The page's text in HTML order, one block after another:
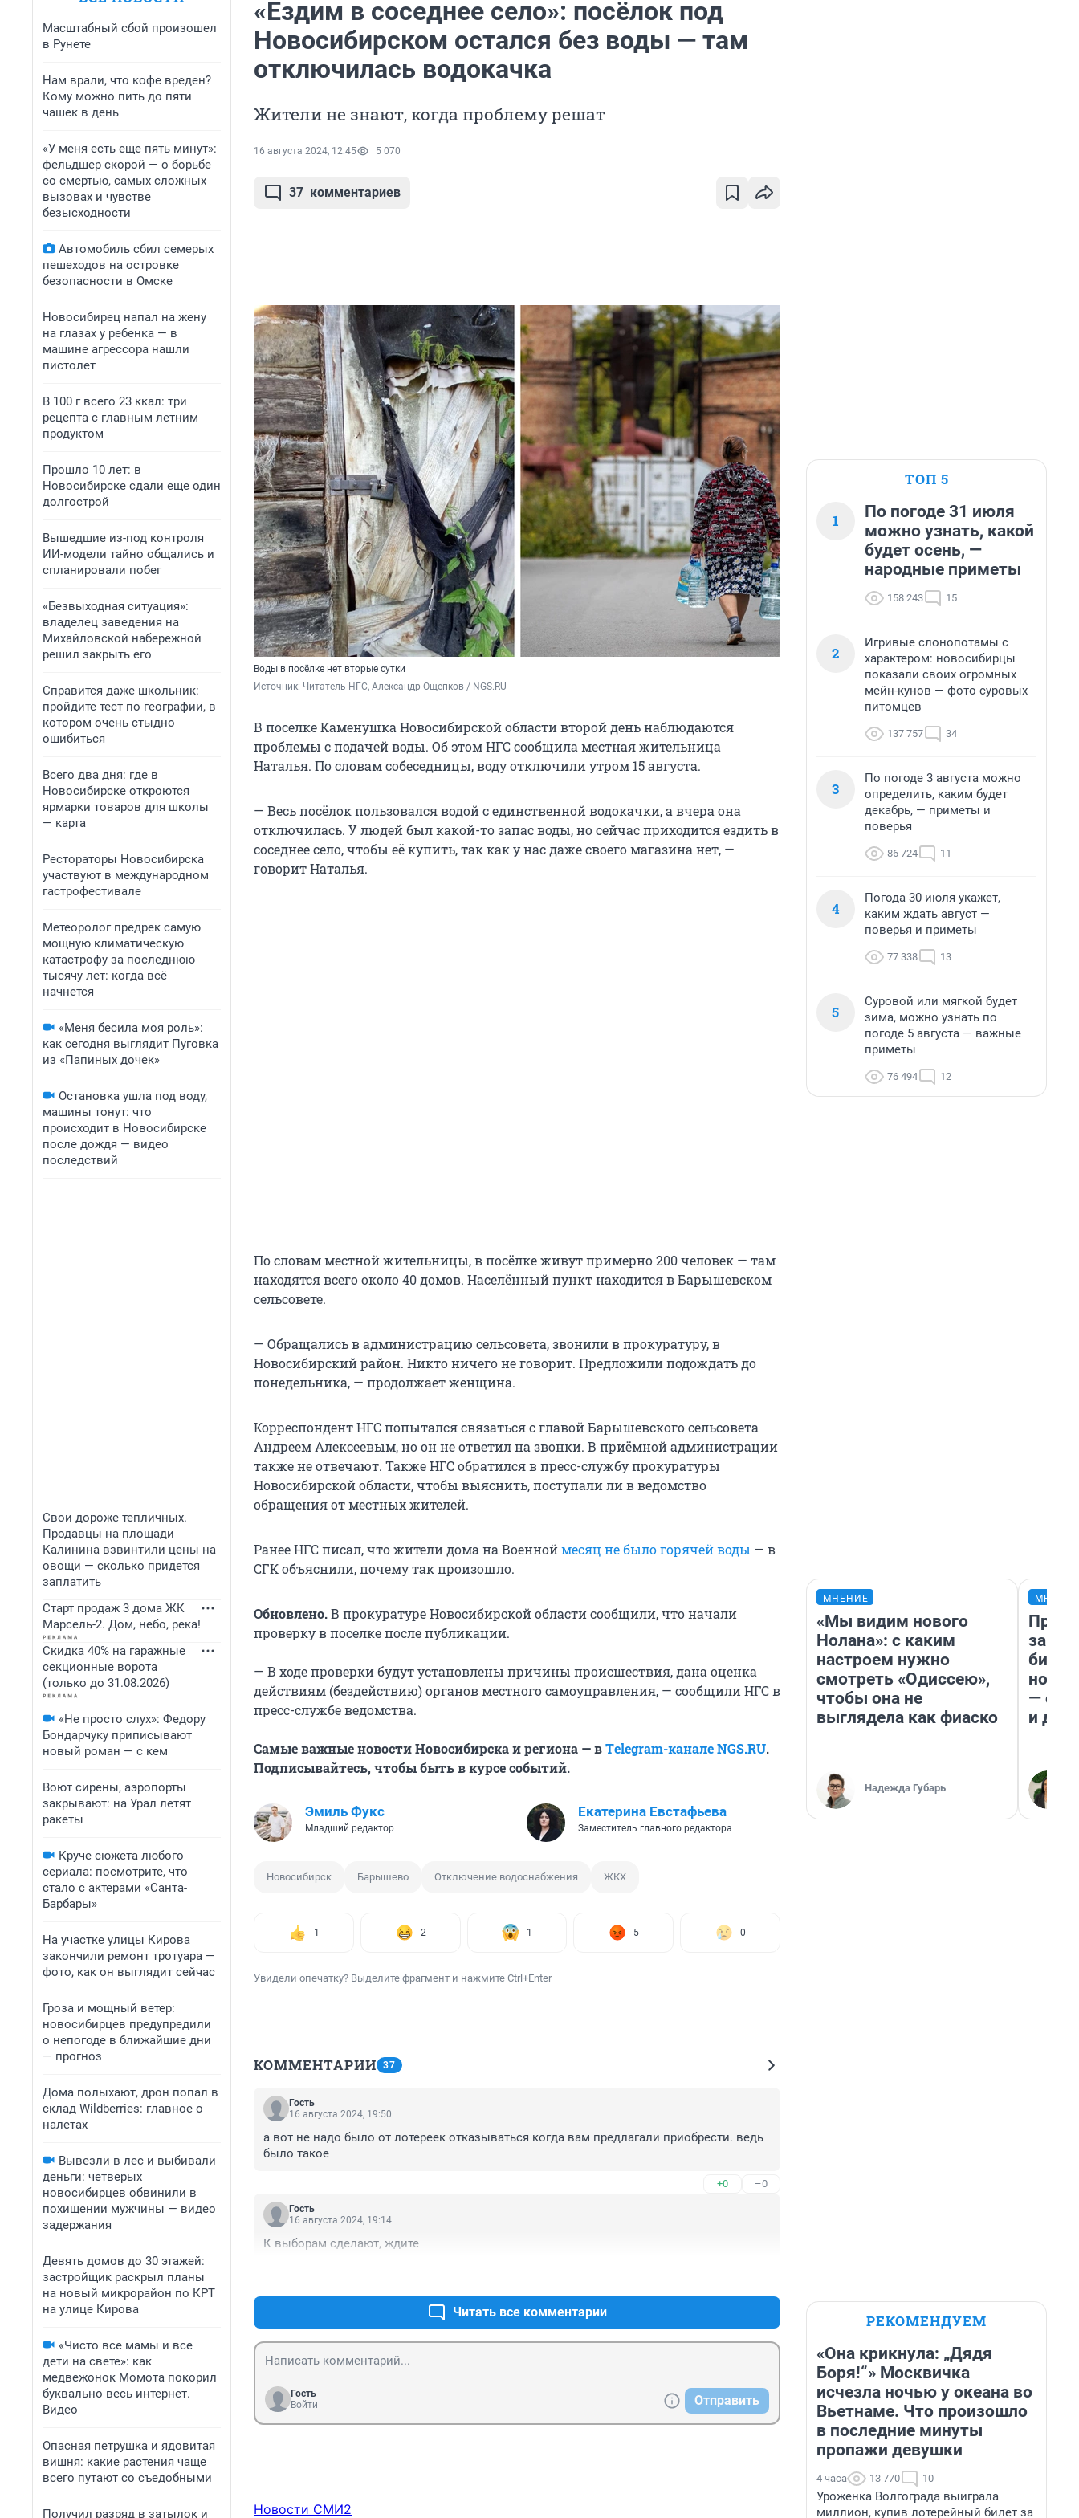
Масштабный сбой произошел
в Рунете
Нам врали, что кофе вреден?
Кому можно пить до пяти
чашек в день
«У меня есть еще пять минут»:
фельдшер скорой — о борьбе
со смертью, самых сложных
вызовах и чувстве
безысходности
Автомобиль сбил семерых
пешеходов на островке
безопасности в Омске
Новосибирец напал на жену
на глазах у ребенка — в
машине агрессора нашли
пистолет
В 100 г всего 23 ккал: три
рецепта с главным летним
продуктом
Прошло 10 лет: в
Новосибирске сдали еще один
долгострой
Вышедшие из-под контроля
ИИ-модели тайно общались и
спланировали побег
«Безвыходная ситуация»:
владелец заведения на
Михайловской набережной
решил закрыть его
Справится даже школьник:
пройдите тест по географии, в
котором очень стыдно
ошибиться
Всего два дня: где в
Новосибирске откроются
ярмарки товаров для школы
— карта
Рестораторы Новосибирска
участвуют в международном
гастрофестивале
Метеоролог предрек самую
мощную климатическую
катастрофу за последнюю
тысячу лет: когда всё
начнется
«Меня бесила моя роль»:
как сегодня выглядит Пуговка
из «Папиных дочек»
Остановка ушла под воду,
машины тонут: что
происходит в Новосибирске
после дождя — видео
последствий
Свои дороже тепличных.
Продавцы на площади
Калинина взвинтили цены на
овощи — сколько придется
заплатить
Старт продаж 3 дома ЖК
Марсель-2. Дом, небо, река!
Скидка 40% на гаражные
секционные ворота
(только до 31.08.2026)
«Не просто слух»: Федору
Бондарчуку приписывают
новый роман — с кем
Воют сирены, аэропорты
закрывают: на Урал летят
ракеты
Круче сюжета любого
сериала: посмотрите, что
стало с актерами «Санта-
Барбары»
На участке улицы Кирова
закончили ремонт тротуара —
фото, как он выглядит сейчас
Гроза и мощный ветер:
новосибирцев предупредили
о непогоде в ближайшие дни
— прогноз
Дома полыхают, дрон попал в
склад Wildberries: главное о
налетах
Вывезли в лес и выбивали
деньги: четверых
новосибирцев обвинили в
похищении мужчины — видео
задержания
Девять домов до 30 этажей:
застройщик раскрыл планы
на новый микрорайон по КРТ
на улице Кирова
«Чисто все мамы и все
дети на свете»: как
медвежонок Момота покорил
буквально весь интернет.
Видео
Опасная петрушка и ядовитая
вишня: какие растения чаще
всего путают со съедобными
Получил разряд в затылок и
«Ездим в соседнее село»: посёлок под
Новосибирском остался без воды — там
отключилась водокачка
Жители не знают, когда проблему решат
16 августа 2024, 12:45 5 070
37 комментариев
Воды в посёлке нет вторые сутки
Источник: Читатель НГС, Александр Ощепков / NGS.RU
В поселке Каменушка Новосибирской области второй день наблюдаются
проблемы с подачей воды. Об этом НГС сообщила местная жительница
Наталья. По словам собеседницы, воду отключили утром 15 августа.
— Весь посёлок пользовался водой с единственной водокачки, а вчера она
отключилась. У людей был какой-то запас воды, но сейчас приходится ездить в
соседнее село, чтобы её купить, так как у нас даже своего магазина нет, —
говорит Наталья.
По словам местной жительницы, в посёлке живут примерно 200 человек — там
находятся всего около 40 домов. Населённый пункт находится в Барышевском
сельсовете.
— Обращались в администрацию сельсовета, звонили в прокуратуру, в
Новосибирский район. Никто ничего не говорит. Предложили подождать до
понедельника, — продолжает женщина.
Корреспондент НГС попытался связаться с главой Барышевского сельсовета
Андреем Алексеевым, но он не ответил на звонки. В приёмной администрации
также не отвечают. Также НГС обратился в пресс-службу прокуратуры
Новосибирской области, чтобы выяснить, поступали ли в ведомство
обращения от местных жителей.
Ранее НГС писал, что жители дома на Военноймесяц не было горячей воды — в
СГК объяснили, почему так произошло.
Обновлено.В прокуратуре Новосибирской области сообщили, что начали
проверку в поселке после публикации.
— В ходе проверки будут установлены причины происшествия, дана оценка
действиям (бездействию) органов местного самоуправления, — сообщили НГС в
пресс-службе ведомства.
Самые важные новости Новосибирска и региона — вТelegram-канале NGS.RU.
Подписывайтесь, чтобы быть в курсе событий.
Эмиль Фукс
Младший редактор
Екатерина Евстафьева
Заместитель главного редактора
Новосибирск Барышево Отключение водоснабжения ЖКХ
1 2 1 5 0
Увидели опечатку? Выделите фрагмент и нажмите Ctrl+Enter
КОММЕНТАРИИ 37
Гость
16 августа 2024, 19:50
а вот не надо было от лотереек отказываться когда вам предлагали приобрести. ведь
было такое
+0 –0
Гость
16 августа 2024, 19:14
К выборам сделают, ждите
Читать все комментарии
Гость
Войти
Отправить
Новости СМИ2
ТОП 5
1
По погоде 31 июля
можно узнать, какой
будет осень, —
народные приметы
158 243 15
2
Игривые слонопотамы с
характером: новосибирцы
показали своих огромных
мейн-кунов — фото суровых
питомцев
137 757 34
3
По погоде 3 августа можно
определить, каким будет
декабрь, — приметы и
поверья
86 724 11
4
Погода 30 июля укажет,
каким ждать август —
поверья и приметы
77 338 13
5
Суровой или мягкой будет
зима, можно узнать по
погоде 5 августа — важные
приметы
76 494 12
МНЕНИЕ
«Мы видим нового
Нолана»: с каким
настроем нужно
смотреть «Одиссею»,
чтобы она не
выглядела как фиаско
Надежда Губарь
— он
и
РЕКОМЕНДУЕМ
«Она крикнула: „Дядя
Боря!“» Москвичка
исчезла ночью у океана во
Вьетнаме. Что произошло
в последние минуты
пропажи девушки
4 часа 13 770 10
Уроженка Волгограда выиграла
миллион, купив лотерейный билет за